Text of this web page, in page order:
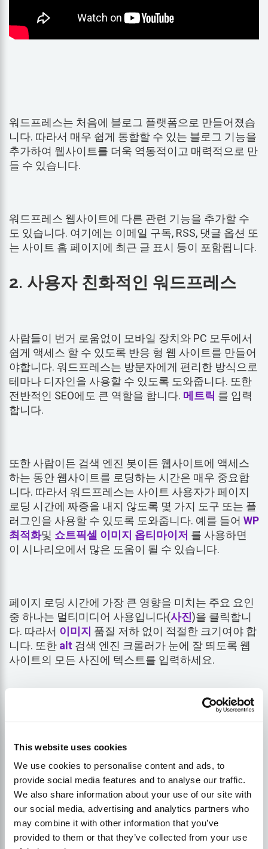
This website uses cookies
We use cookies to personalise content and ads, to
provide social media features and to analyse our traffic.
We also share information about your use of our site with
our social media, advertising and analytics partners who
may combine it with other information that you’ve
provided to them or that they’ve collected from your use
워드프레스는 처음에 블로그 플랫폼으로 만들어졌습
니다. 따라서 매우 쉽게 통합할 수 있는 블로그 기능을
추가하여 웹사이트를 더욱 역동적이고 매력적으로 만
들 수 있습니다.
워드프레스 웹사이트에 다른 관련 기능을 추가할 수
도 있습니다. 여기에는 이메일 구독, RSS, 댓글 옵션 또
는 사이트 홈 페이지에 최근 글 표시 등이 포함됩니다.
2. 사용자 친화적인 워드프레스
사람들이 번거 로움없이 모바일 장치와 PC 모두에서
쉽게 액세스 할 수 있도록 반응 형 웹 사이트를 만들어
야합니다. 워드프레스는 방문자에게 편리한 방식으로
테마나 디자인을 사용할 수 있도록 도와줍니다. 또한
전반적인 SEO에도 큰 역할을 합니다. 메트릭 를 입력
합니다.
또한 사람이든 검색 엔진 봇이든 웹사이트에 액세스
하는 동안 웹사이트를 로딩하는 시간은 매우 중요합
니다. 따라서 워드프레스는 사이트 사용자가 페이지
로딩 시간에 짜증을 내지 않도록 몇 가지 도구 또는 플
러그인을 사용할 수 있도록 도와줍니다. 예를 들어 WP
최적화및 쇼트픽셀 이미지 옵티마이저 를 사용하면
이 시나리오에서 많은 도움이 될 수 있습니다.
페이지 로딩 시간에 가장 큰 영향을 미치는 주요 요인
중 하나는 멀티미디어 사용입니다(사진)을 클릭합니
다. 따라서 이미지 품질 저하 없이 적절한 크기여야 합
니다. 또한 alt 검색 엔진 크롤러가 눈에 잘 띄도록 웹
사이트의 모든 사진에 텍스트를 입력하세요.
키워드와 메타데이터 외에 웹사이트의 전체적인 디자
인도 SEO에 있어 가장 중요합니다. 검색 엔진 스파이
더에게 깊은 인상을 남기는 데 도움이 될 수 있으며
SERP에서 잘 작동합니다.